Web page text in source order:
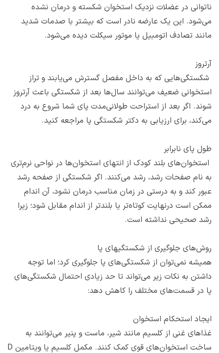
ناتوانی در عضلات نزدیک استخوان شکسته و درمان نشده
می‌شود. این یک عارضه نادر است که بیشتر با صدمات شدید
مانند تصادف اتومبیل یا موتور سیکلت دیده می‌شود.
آرتروز
شکستگی‌هایی که به داخل مفصل گسترش می‌یابند و تراز
استخوانی ضعیف می‌توانند سال‌ها بعد از شکستگی باعث آرتروز
شوند. اگر بعد از استراحت طولانی‌مدت پای شما شروع به درد
می‌کند، برای ارزیابی به دکتر شکستگی پا مراجعه کنید.
طول پای نابرابر
استخوان‌های بلند کودک از انتهای استخوان‌ها در نواحی نرم‌تری
به نام صفحات رشد، رشد می‌کنند. اگر شکستگی از صفحه رشد
عبور کند و به درستی در زمان مناسب درمان نشود، آن اندام
ممکن است درنهایت کوتاه‌تر یا بلندتر از اندام مقابل شود؛ زیرا
رشد صحیحی نداشته است.
روش‌های جلوگیری از شکستگی‎های پا
همیشه نمی‌توان از شکستگی‌های پا جلوگیری کرد؛ اما توجه
داشتن به نکات زیر می‌تواند تا حد زیادی احتمال شکستگی‌های
پا در قسمت‌های مختلف را کاهش دهد:
ایجاد استحکام استخوان
غذاهای غنی از کلسیم مانند شیر، ماست و پنیر می‌توانند به
ساخت استخوان‌های قوی کمک کنند. مکمل کلسیم یا ویتامین D